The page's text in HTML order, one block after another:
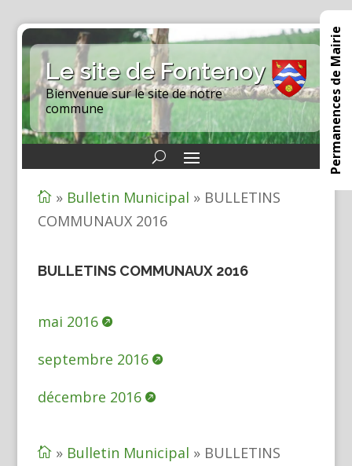
Le site de Fontenoy
Bienvenue sur le site de notre
commune
Permanences de Mairie
» Bulletin Municipal » BULLETINS
COMMUNAUX 2016
BULLETINS COMMUNAUX 2016
mai 2016
septembre 2016
décembre 2016
» Bulletin Municipal » BULLETINS